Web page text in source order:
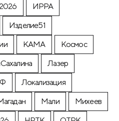
ИРРА
Изделие51
КАМА
Космос
Лазер
Локализация
Мали
Михеев